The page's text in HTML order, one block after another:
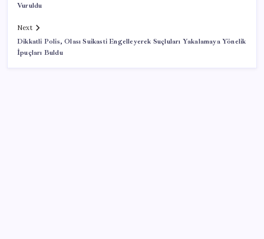
Vuruldu
Next
Dikkatli Polis, Olası Suikasti Engelleyerek Suçluları Yakalamaya Yönelik
İpuçları Buldu